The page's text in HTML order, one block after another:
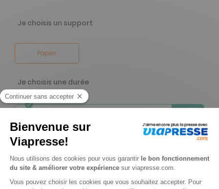
Je choisis un support
Papier
Je choisis une durée
-46%
10 n° • Papier
42€50
Tarif France métropolitaine